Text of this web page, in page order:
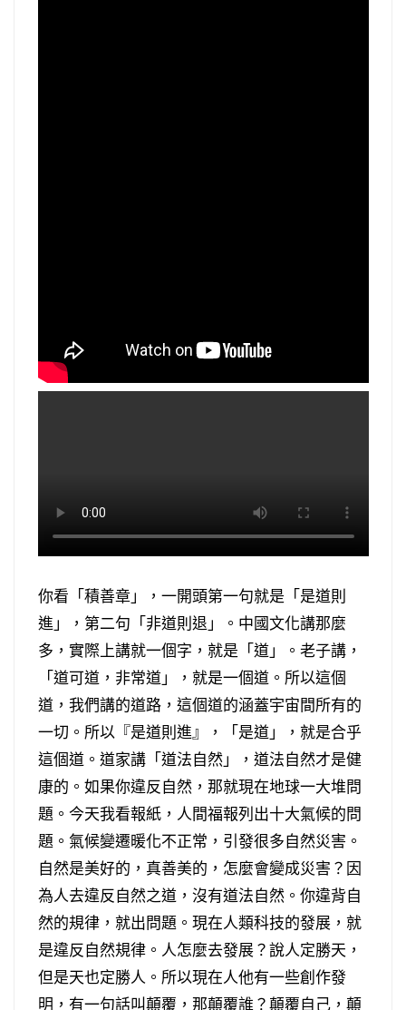
你看「積善章」，一開頭第一句就是「是道則
進」，第二句「非道則退」。中國文化講那麼
多，實際上講就一個字，就是「道」。老子講，
「道可道，非常道」，就是一個道。所以這個
道，我們講的道路，這個道的涵蓋宇宙間所有的
一切。所以『是道則進』，「是道」，就是合乎
這個道。道家講「道法自然」，道法自然才是健
康的。如果你違反自然，那就現在地球一大堆問
題。今天我看報紙，人間福報列出十大氣候的問
題。氣候變遷暖化不正常，引發很多自然災害。
自然是美好的，真善美的，怎麼會變成災害？因
為人去違反自然之道，沒有道法自然。你違背自
然的規律，就出問題。現在人類科技的發展，就
是違反自然規律。人怎麼去發展？說人定勝天，
但是天也定勝人。所以現在人他有一些創作發
明，有一句話叫顛覆，那顛覆誰？顛覆自己，顛